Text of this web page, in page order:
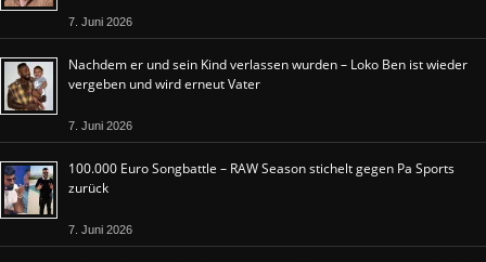
7. Juni 2026
Nachdem er und sein Kind verlassen wurden – Loko Ben ist wieder
vergeben und wird erneut Vater
7. Juni 2026
100.000 Euro Songbattle – RAW Season stichelt gegen Pa Sports
zurück
7. Juni 2026